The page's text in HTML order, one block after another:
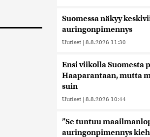
Suomessa näkyy
auringonpimennys
Uutiset | 8.8.2026 11:30
Ensi viikolla Suomesta
Haaparantaan, mutta
suin
Uutiset | 8.8.2026 10:44
”Se tuntuu
auringonpimennys